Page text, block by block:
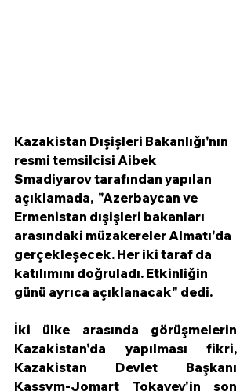
Kazakistan Dışişleri Bakanlığı'nın
resmi temsilcisi Aibek
Smadiyarov tarafından yapılan
açıklamada,  "Azerbaycan ve
Ermenistan dışişleri bakanları
arasındaki müzakereler Almatı'da
gerçekleşecek. Her iki taraf da
katılımını doğruladı. Etkinliğin
günü ayrıca açıklanacak" dedi.
İki ülke arasında görüşmelerin
Kazakistan'da yapılması fikri,
Kazakistan Devlet Başkanı
Kassym-Jomart Tokayev'in son